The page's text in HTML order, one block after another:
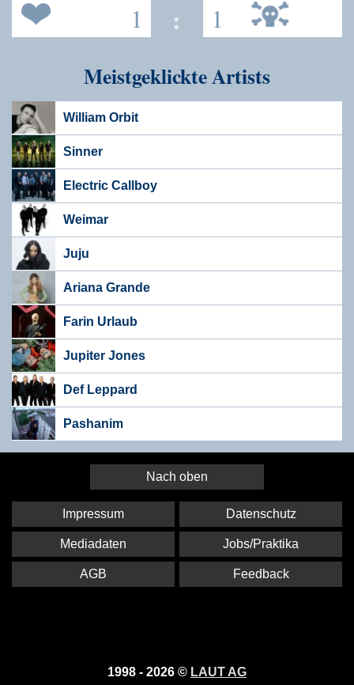
1 : 1
Meistgeklickte Artists
William Orbit
Sinner
Electric Callboy
Weimar
Juju
Ariana Grande
Farin Urlaub
Jupiter Jones
Def Leppard
Pashanim
Nach oben
1998 - 2026 © LAUT AG
Impressum Datenschutz
Mediadaten Jobs/Praktika
AGB Feedback